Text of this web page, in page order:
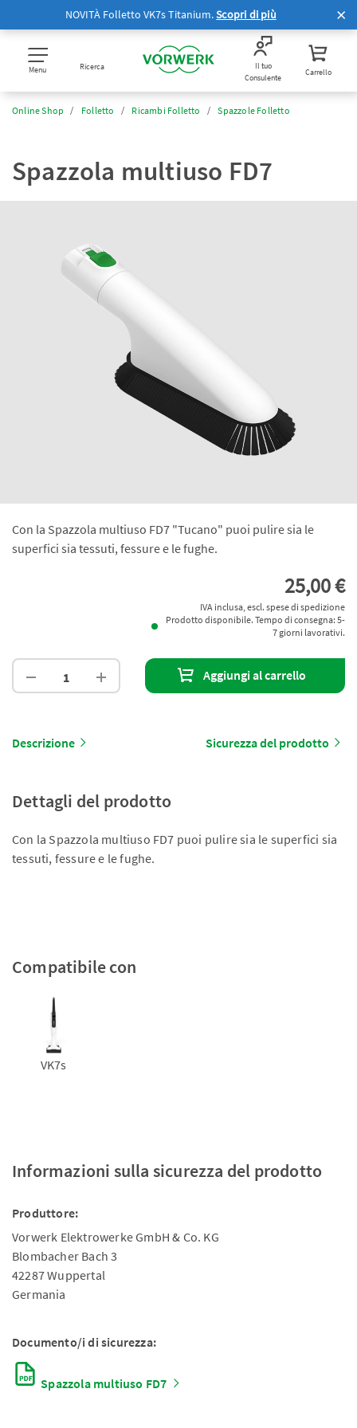
NOVITÀ Folletto VK7s Titanium.Scopri di più
Menu Ricerca
Il tuo
Consulente
Carrello
Online Shop Folletto Ricambi Folletto Spazzole Folletto
Spazzola multiuso FD7
Con la Spazzola multiuso FD7 "Tucano" puoi pulire sia le
superfici sia tessuti, fessure e le fughe.
25,00 €
IVA inclusa, escl. spese di spedizione
Prodotto disponibile. Tempo di consegna: 5-
7 giorni lavorativi.
Aggiungi al carrello
Descrizione Sicurezza del prodotto
Dettagli del prodotto
Con la Spazzola multiuso FD7 puoi pulire sia le superfici sia
tessuti, fessure e le fughe.
Compatibile con
VK7s
Informazioni sulla sicurezza del prodotto
Produttore:
Vorwerk Elektrowerke GmbH & Co. KG
Blombacher Bach 3
42287 Wuppertal
Germania
Documento/i di sicurezza:
Spazzola multiuso FD7